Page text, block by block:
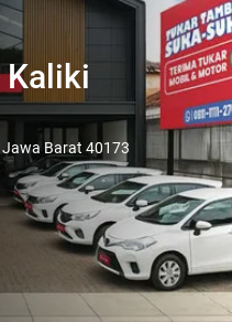
Kaliki
Barat 40173